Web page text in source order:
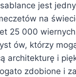
jest
na
25 000
ów, którzy
architekturę i
zdobione i